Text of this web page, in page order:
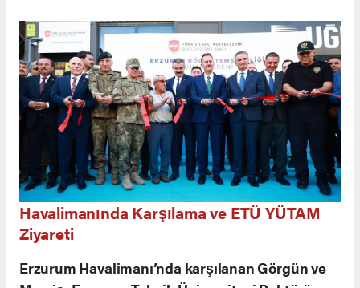
Havalimanında Karşılama ve ETÜ YÜTAM
Ziyareti
Erzurum Havalimanı’nda karşılanan Görgün ve